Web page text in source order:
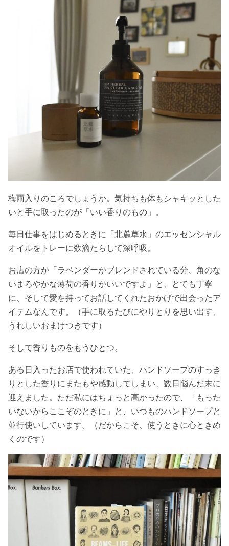
梅雨入りのころでしょうか。気持ちも体もシャキッとした
いと手に取ったのが「いい香りのもの」。
毎日仕事をはじめるときに「北麓草水」のエッセンシャル
オイルをトレーに数滴たらして深呼吸。
お店の方が「ラベンダーがブレンドされている分、角のな
いまろやかな薄荷の香りがいいですよ」と、とても丁寧
に、そして愛を持ってお話してくれたおかげで出会ったア
イテムなんです。（手に取るたびにやりとりを思い出す、
うれしいおまけつきです）
そして香りものをもうひとつ。
ある日入ったお店で使われていた、ハンドソープのすっき
りとした香りにまたもや感動してしまい、数日悩んだ末に
迎えました。ただ私にはちょっと高かったので、「もった
いないからここぞのときに」と、いつものハンドソープと
並行使いしています。（だからこそ、使うときに心ときめ
くのです）